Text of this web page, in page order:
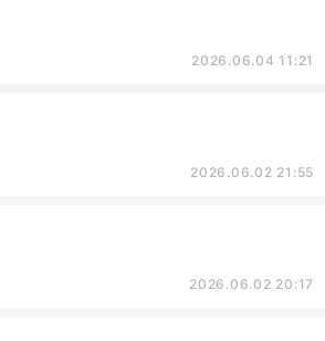
2026.06.04 11:21
2026.06.02 21:55
2026.06.02 20:17